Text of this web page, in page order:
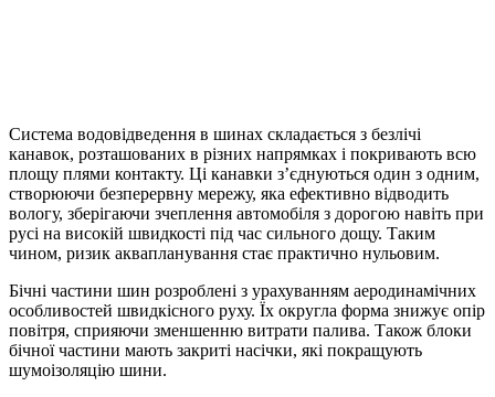
Система водовідведення в шинах складається з безлічі
канавок, розташованих в різних напрямках і покривають всю
площу плями контакту. Ці канавки з’єднуються один з одним,
створюючи безперервну мережу, яка ефективно відводить
вологу, зберігаючи зчеплення автомобіля з дорогою навіть при
русі на високій швидкості під час сильного дощу. Таким
чином, ризик аквапланування стає практично нульовим.
Бічні частини шин розроблені з урахуванням аеродинамічних
особливостей швидкісного руху. Їх округла форма знижує опір
повітря, сприяючи зменшенню витрати палива. Також блоки
бічної частини мають закриті насічки, які покращують
шумоізоляцію шини.